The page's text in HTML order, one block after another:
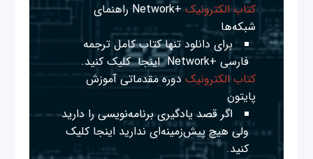
کتاب الکترونیک
+Network راهنمای
شبکه‌ها
برای دانلود تنها کتاب کامل ترجمه
فارسی +Network
اینجا کلیک کنید.
کتاب الکترونیک دوره مقدماتی آموزش
پایتون
اگر قصد یادگیری برنامه‌نویسی را دارید
ولی هیچ پیش‌زمینه‌ای نداریداینجا کلیک
کنید.